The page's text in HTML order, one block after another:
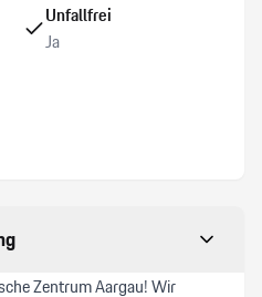
Unfallfrei
Ja
Zentrum Aargau! Wir